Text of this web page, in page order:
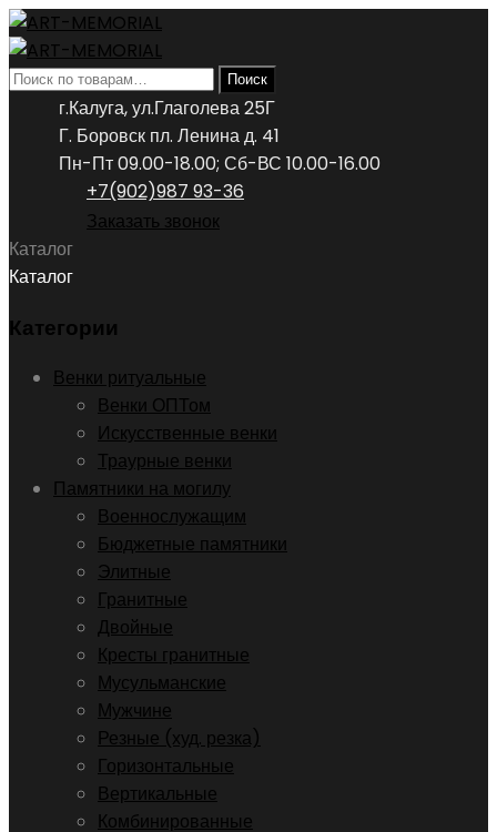
Искать: Поиск
г.Калуга, ул.Глаголева 25Г
Г. Боровск пл. Ленина д. 41
Пн-Пт 09.00-18.00; Сб-ВС 10.00-16.00
+7(902)987 93-36
Заказать звонок
Каталог
Каталог
Категории
Венки ритуальные
Венки ОПТом
Искусственные венки
Траурные венки
Памятники на могилу
Военнослужащим
Бюджетные памятники
Элитные
Гранитные
Двойные
Кресты гранитные
Мусульманские
Мужчине
Резные (худ. резка)
Горизонтальные
Вертикальные
Комбинированные